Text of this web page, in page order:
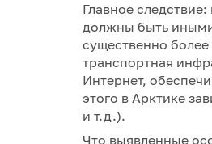
Главное
должны быть
существенно
транспортная
Интернет,
этого в Арктике
и т.д.).
Что выявленные